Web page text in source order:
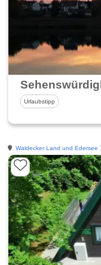
Urlaubstipp
Waldecker Land und Edersee